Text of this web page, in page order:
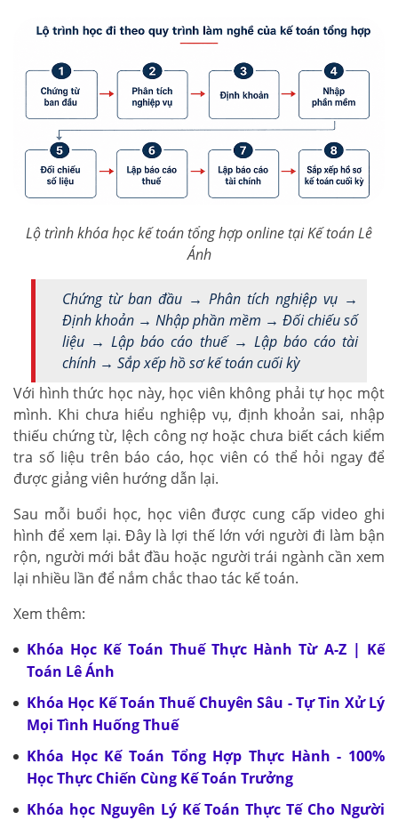
Lộ trình khóa học kế toán tổng hợp online tại Kế toán Lê
Ánh
Chứng từ ban đầu → Phân tích nghiệp vụ →
Định khoản → Nhập phần mềm → Đối chiếu số
liệu → Lập báo cáo thuế → Lập báo cáo tài
chính → Sắp xếp hồ sơ kế toán cuối kỳ
Với hình thức học này, học viên không phải tự học một
mình. Khi chưa hiểu nghiệp vụ, định khoản sai, nhập
thiếu chứng từ, lệch công nợ hoặc chưa biết cách kiểm
tra số liệu trên báo cáo, học viên có thể hỏi ngay để
được giảng viên hướng dẫn lại.
Sau mỗi buổi học, học viên được cung cấp video ghi
hình để xem lại. Đây là lợi thế lớn với người đi làm bận
rộn, người mới bắt đầu hoặc người trái ngành cần xem
lại nhiều lần để nắm chắc thao tác kế toán.
Xem thêm:
Khóa Học Kế Toán Thuế Thực Hành Từ A-Z | Kế
Toán Lê Ánh
Khóa Học Kế Toán Thuế Chuyên Sâu - Tự Tin Xử Lý
Mọi Tình Huống Thuế
Khóa Học Kế Toán Tổng Hợp Thực Hành - 100%
Học Thực Chiến Cùng Kế Toán Trưởng
Khóa học Nguyên Lý Kế Toán Thực Tế Cho Người